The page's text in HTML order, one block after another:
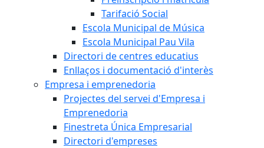
Tarifació Social
Escola Municipal de Música
Escola Municipal Pau Vila
Directori de centres educatius
Enllaços i documentació d'interès
Empresa i emprenedoria
Projectes del servei d'Empresa i
Emprenedoria
Finestreta Única Empresarial
Directori d'empreses